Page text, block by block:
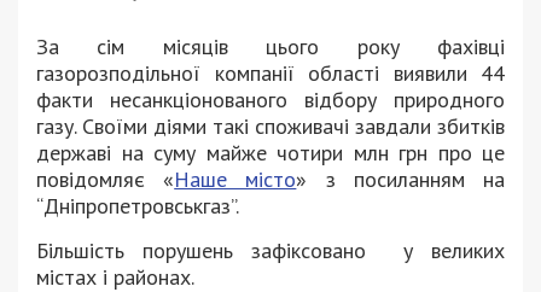
За сім місяців цього року фахівці
газорозподільної компанії області виявили 44
факти несанкціонованого відбору природного
газу. Своїми діями такі споживачі завдали збитків
державі на суму майже чотири млн грн про це
повідомляє «Наше місто» з посиланням на
“Дніпропетровськгаз”.
Більшість порушень зафіксовано у великих
містах і районах.